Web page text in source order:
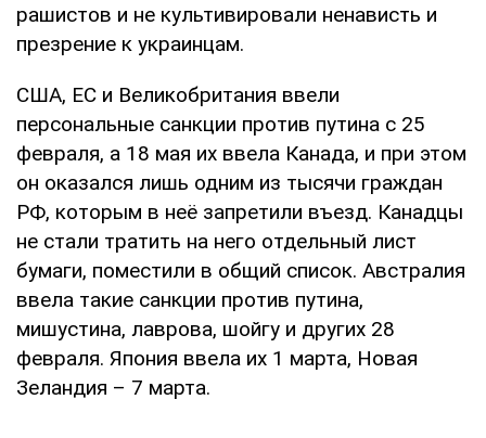
рашистов и не культивировали ненависть и
презрение к украинцам.
США, ЕС и Великобритания ввели
персональные санкции против путина с 25
февраля, а 18 мая их ввела Канада, и при этом
он оказался лишь одним из тысячи граждан
РФ, которым в неё запретили въезд. Канадцы
не стали тратить на него отдельный лист
бумаги, поместили в общий список. Австралия
ввела такие санкции против путина,
мишустина, лаврова, шойгу и других 28
февраля. Япония ввела их 1 марта, Новая
Зеландия – 7 марта.